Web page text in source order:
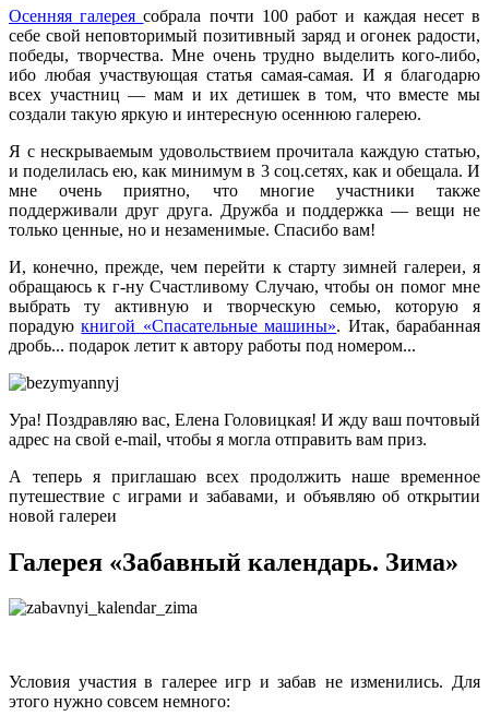
Осенняя галереясобрала почти 100 работ и каждая несет в
себе свой неповторимый позитивный заряд и огонек радости,
победы, творчества. Мне очень трудно выделить кого-либо,
ибо любая участвующая статья самая-самая. И я благодарю
всех участниц — мам и их детишек в том, что вместе мы
создали такую яркую и интересную осеннюю галерею.
Я с нескрываемым удовольствием прочитала каждую статью,
и поделилась ею, как минимум в 3 соц.сетях, как и обещала. И
мне очень приятно, что многие участники также
поддерживали друг друга. Дружба и поддержка — вещи не
только ценные, но и незаменимые. Спасибо вам!
И, конечно, прежде, чем перейти к старту зимней галереи, я
обращаюсь к г-ну Счастливому Случаю, чтобы он помог мне
выбрать ту активную и творческую семью, которую я
порадуюкнигой «Спасательные машины». Итак, барабанная
дробь... подарок летит к автору работы под номером...
Ура! Поздравляю вас, Елена Головицкая! И жду ваш почтовый
адрес на свой e-mail, чтобы я могла отправить вам приз.
А теперь я приглашаю всех продолжить наше временное
путешествие с играми и забавами, и объявляю об открытии
новой галереи
Галерея «Забавный календарь. Зима»
Условия участия в галерее игр и забав не изменились. Для
этого нужно совсем немного: